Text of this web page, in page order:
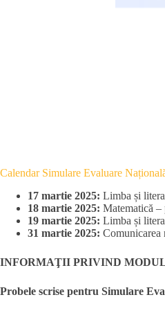
Calendar Simulare Evaluare
17 martie 2025: Limba și
18 martie 2025: Matematică –
19 martie 2025: Limba și
31 martie 2025: Comunicarea
INFORMAŢII PRIVIND
Probele scrise pentru Simulare